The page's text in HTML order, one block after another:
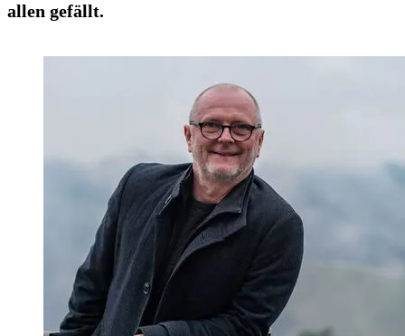
allen gefällt.